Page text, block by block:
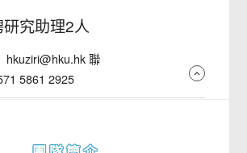
究助理2人
hkuziri@hku.hk 聯
5861 2925